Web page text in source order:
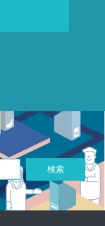
検索